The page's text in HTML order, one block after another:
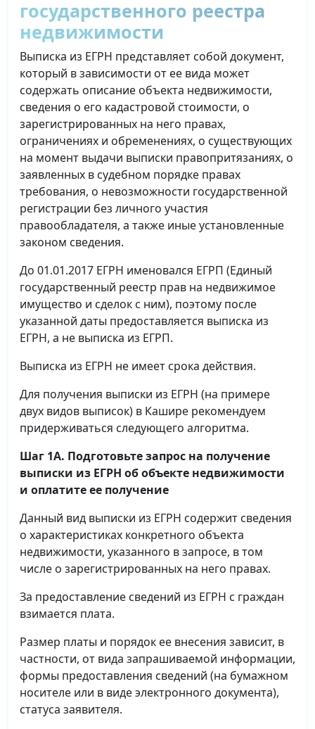
государственного реестра
недвижимости
Выписка из ЕГРН представляет собой документ,
который в зависимости от ее вида может
содержать описание объекта недвижимости,
сведения о его кадастровой стоимости, о
зарегистрированных на него правах,
ограничениях и обременениях, о существующих
на момент выдачи выписки правопритязаниях, о
заявленных в судебном порядке правах
требования, о невозможности государственной
регистрации без личного участия
правообладателя, а также иные установленные
законом сведения.
До 01.01.2017 ЕГРН именовался ЕГРП (Единый
государственный реестр прав на недвижимое
имущество и сделок с ним), поэтому после
указанной даты предоставляется выписка из
ЕГРН, а не выписка из ЕГРП.
Выписка из ЕГРН не имеет срока действия.
Для получения выписки из ЕГРН (на примере
двух видов выписок) в Кашире рекомендуем
придерживаться следующего алгоритма.
Шаг 1А. Подготовьте запрос на получение
выписки из ЕГРН об объекте недвижимости
и оплатите ее получение
Данный вид выписки из ЕГРН содержит сведения
о характеристиках конкретного объекта
недвижимости, указанного в запросе, в том
числе о зарегистрированных на него правах.
За предоставление сведений из ЕГРН с граждан
взимается плата.
Размер платы и порядок ее внесения зависит, в
частности, от вида запрашиваемой информации,
формы предоставления сведений (на бумажном
носителе или в виде электронного документа),
статуса заявителя.